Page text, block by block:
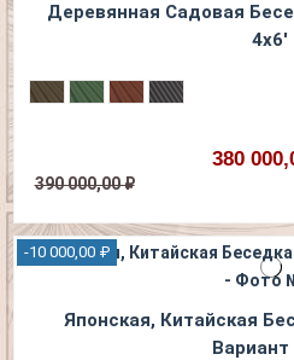
Деревянная Садовая
4х6'
380
390 000,00 ₽
-10 000,00 ₽
Японская, Китайская